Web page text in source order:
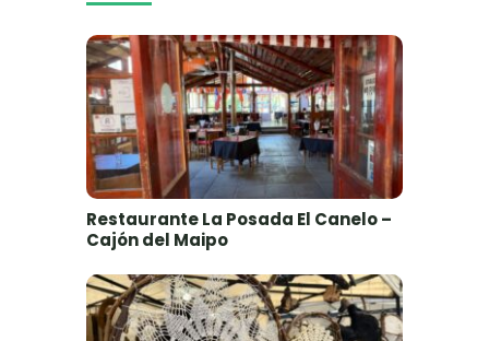
Restaurante La Posada El Canelo –
Cajón del Maipo